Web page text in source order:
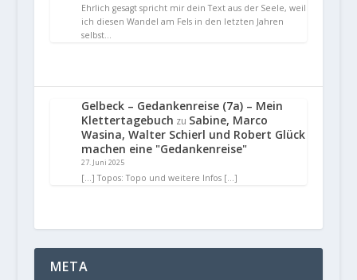
Ehrlich gesagt spricht mir dein Text aus der Seele, weil
ich diesen Wandel am Fels in den letzten Jahren
selbst…
Gelbeck – Gedankenreise (7a) – Mein
Klettertagebuch zu Sabine, Marco
Wasina, Walter Schierl und Robert Glück
machen eine "Gedankenreise"
27. Juni 2025
[…] Topos: Topo und weitere Infos […]
META